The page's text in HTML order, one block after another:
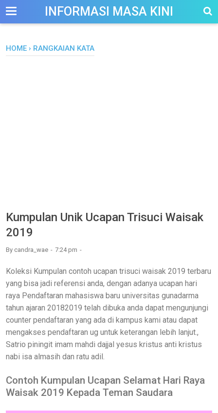
--> INFORMASI MASA KINI
HOME › RANGKAIAN KATA
Kumpulan Unik Ucapan Trisuci Waisak
2019
By candra_wae 7:24 pm
Koleksi Kumpulan contoh ucapan trisuci waisak 2019 terbaru
yang bisa jadi referensi anda, dengan adanya ucapan hari
raya Pendaftaran mahasiswa baru universitas gunadarma
tahun ajaran 20182019 telah dibuka anda dapat mengunjungi
counter pendaftaran yang ada di kampus kami atau dapat
mengakses pendaftaran ug untuk keterangan lebih lanjut.,
Satrio piningit imam mahdi dajjal yesus kristus anti kristus
nabi isa almasih dan ratu adil.
Contoh Kumpulan Ucapan Selamat Hari Raya
Waisak 2019 Kepada Teman Saudara